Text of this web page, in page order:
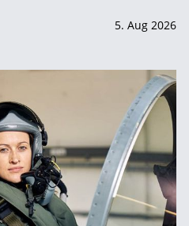
5. Aug 2026